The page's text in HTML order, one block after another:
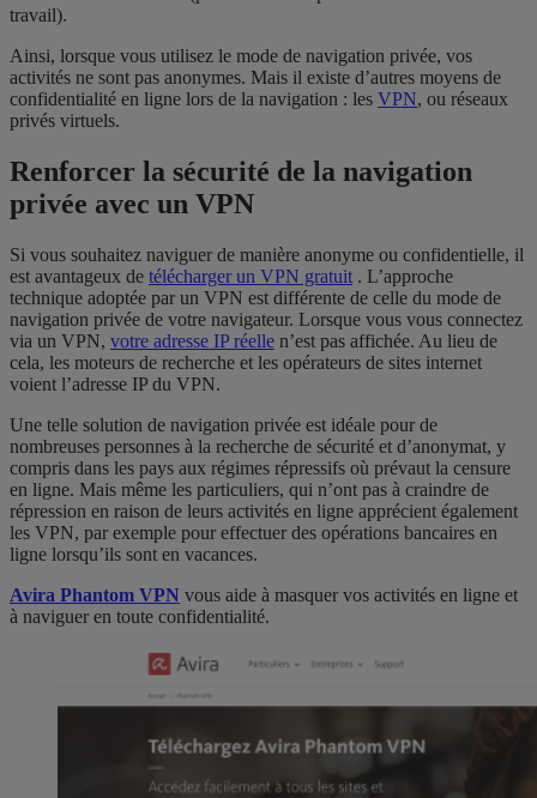
travail).
Ainsi, lorsque vous utilisez le mode de navigation privée, vos
activités ne sont pas anonymes. Mais il existe d’autres moyens de
confidentialité en ligne lors de la navigation : les VPN, ou réseaux
privés virtuels.
Renforcer la sécurité de la navigation
privée avec un VPN
Si vous souhaitez naviguer de manière anonyme ou confidentielle, il
est avantageux de télécharger un VPN gratuit . L’approche
technique adoptée par un VPN est différente de celle du mode de
navigation privée de votre navigateur. Lorsque vous vous connectez
via un VPN, votre adresse IP réelle n’est pas affichée. Au lieu de
cela, les moteurs de recherche et les opérateurs de sites internet
voient l’adresse IP du VPN.
Une telle solution de navigation privée est idéale pour de
nombreuses personnes à la recherche de sécurité et d’anonymat, y
compris dans les pays aux régimes répressifs où prévaut la censure
en ligne. Mais même les particuliers, qui n’ont pas à craindre de
répression en raison de leurs activités en ligne apprécient également
les VPN, par exemple pour effectuer des opérations bancaires en
ligne lorsqu’ils sont en vacances.
Avira Phantom VPN vous aide à masquer vos activités en ligne et
à naviguer en toute confidentialité.